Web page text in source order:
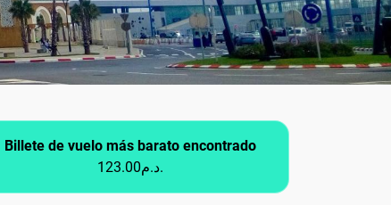
Billete de vuelo más barato encontrado
123.00د.م.